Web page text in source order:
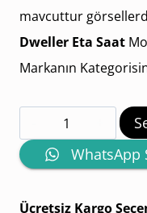
mavcuttur
Dweller Eta Saat
Markanın
Rolex
Sky-
Dweller
WhatsApp
Ücretsiz Kargo